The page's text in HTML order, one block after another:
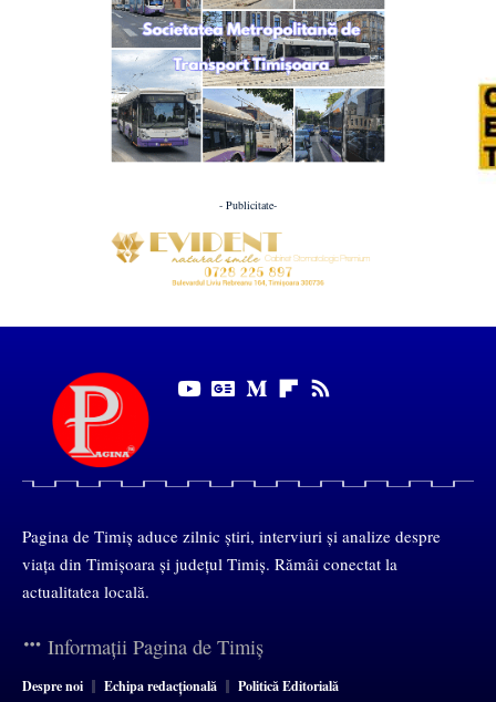
- Publicitate-
Pagina de Timiș aduce zilnic știri, interviuri și analize despre
viața din Timișoara și județul Timiș. Rămâi conectat la
actualitatea locală.
Informații Pagina de Timiș
Despre noi Echipa redacțională
Politică Editorială